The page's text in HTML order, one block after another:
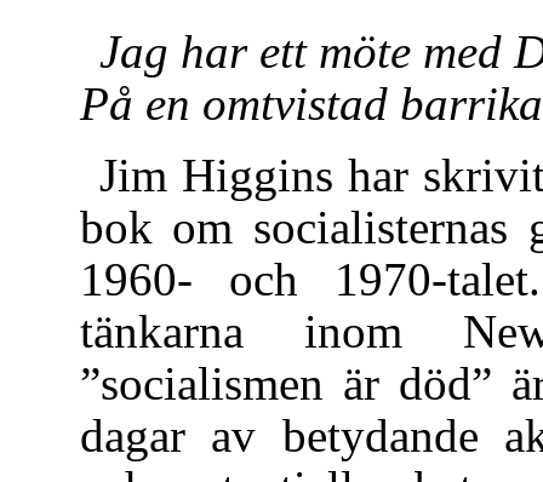
Jag har ett möte med
På en omtvistad
Jim Higgins har
bok om socialisternas
1960- och 1970-
tänkarna inom
”socialismen är död”
dagar av betydande